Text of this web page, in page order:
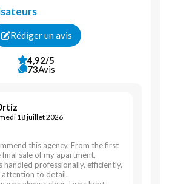
Rédiger un avis
4,92/5
73Avis
18 juillet 2026
this agency. From the first
sale of my apartment,
handled professionally, efficiently,
attention to detail.